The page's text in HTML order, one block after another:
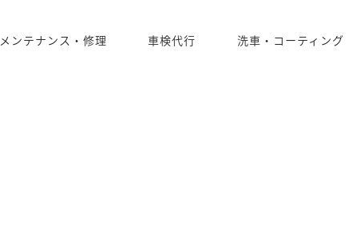
メンテナンス・修理 車検代行 洗車・コーティング